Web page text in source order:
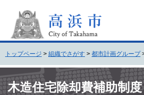
頭
で
す
。
飛
ば
し
て
トップページ > 組織でさがす > 都市計画グループ
文木造住宅除却費補助制度